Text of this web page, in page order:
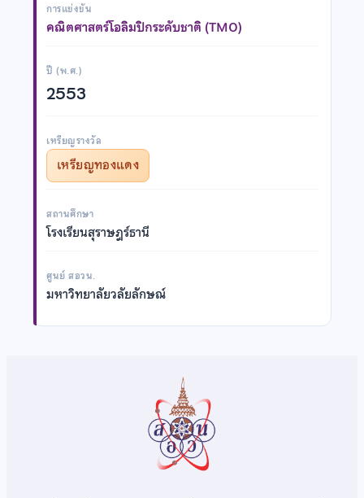
การแข่งขัน
คณิตศาสตร์โอลิมปิกระดับชาติ (TMO)
ปี (พ.ศ.)
2553
เหรียญรางวัล
เหรียญทองแดง
สถานศึกษา
โรงเรียนสุราษฎร์ธานี
ศูนย์ สอวน.
มหาวิทยาลัยวลัยลักษณ์